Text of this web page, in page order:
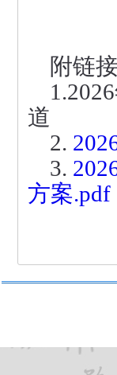
附链接
1.2026
道
2.
3.
方案.pdf